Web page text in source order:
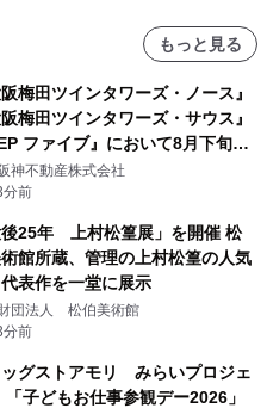
もっと見る
阪梅田ツインタワーズ・ノース』
阪梅田ツインタワーズ・サウス』
ファイブ』において8月下旬か
オフサイト型コーポレートPPA」
再生可能エネルギー電力の使用
神不動産株式会社
分前
後25年 上村松篁展」を開催 松
館所蔵、管理の上村松篁の人気
表作を一堂に展示
団法人 松伯美術館
分前
ッグストアモリ みらいプロジェ
「子どもお仕事参観デー2026」